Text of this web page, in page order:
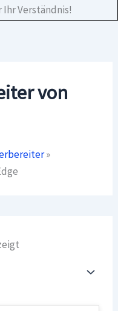
Verständnis!
von
»